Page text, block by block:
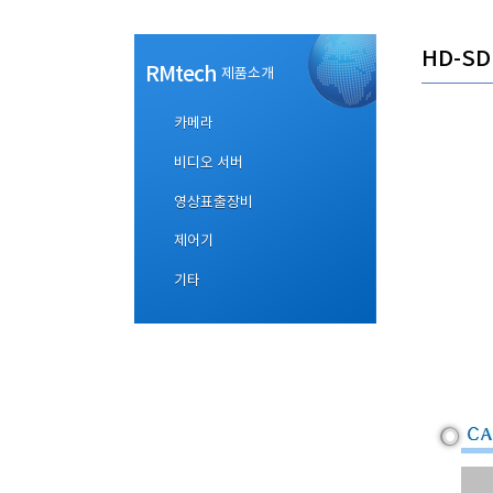
RMtech 제품소개
카메라
비디오 서버
영상표출장비
제어기
기타
HD-